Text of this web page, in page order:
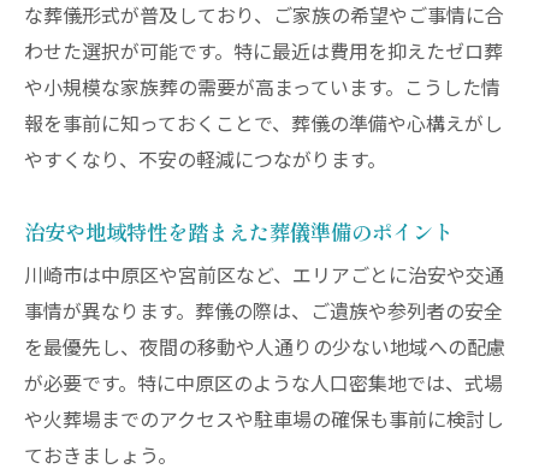
制度活用で葬儀準備をスムーズに進める方
法
葬儀に向けて家族で準備したいことまとめ
火葬場予約や手続きの進め方を解説
葬儀に必要な火葬場手続きと注意点
火葬場の空き状況確認と効率的な予約術
仏事訪問時に知るべき火葬場利用のコツ
葬儀当日の火葬場での確認事項一覧
貯金ゼロから叶える川崎市の葬送事例
貯金ゼロでも安心できる葬儀制度紹介
な葬儀形式が普及しており、ご家族の希望やご事情に合
わせた選択が可能です。特に最近は費用を抑えたゼロ葬
や小規模な家族葬の需要が高まっています。こうした情
報を事前に知っておくことで、葬儀の準備や心構えがし
やすくなり、不安の軽減につながります。
治安や地域特性を踏まえた葬儀準備のポイント
川崎市は中原区や宮前区など、エリアごとに治安や交通
事情が異なります。葬儀の際は、ご遺族や参列者の安全
を最優先し、夜間の移動や人通りの少ない地域への配慮
が必要です。特に中原区のような人口密集地では、式場
や火葬場までのアクセスや駐車場の確保も事前に検討し
ておきましょう。